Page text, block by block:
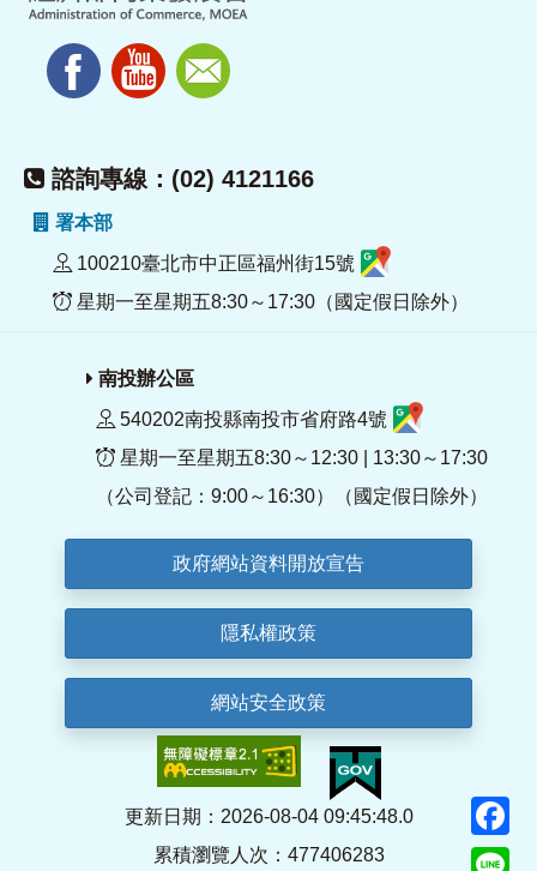
諮詢專線：(02) 4121166
署本部
100210臺北市中正區福州街15號
星期一至星期五8:30～17:30（國定假日除外）
南投辦公區
540202南投縣南投市省府路4號
星期一至星期五8:30～12:30 | 13:30～17:30
（公司登記：9:00～16:30）（國定假日除外）
政府網站資料開放宣告
隱私權政策
網站安全政策
更新日期：2026-08-04 09:45:48.0
累積瀏覽人次：477406283